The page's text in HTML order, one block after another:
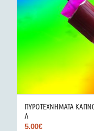
ΠΥΡΟΤΕΧΝΗΜΑΤΑ
A
5.00€